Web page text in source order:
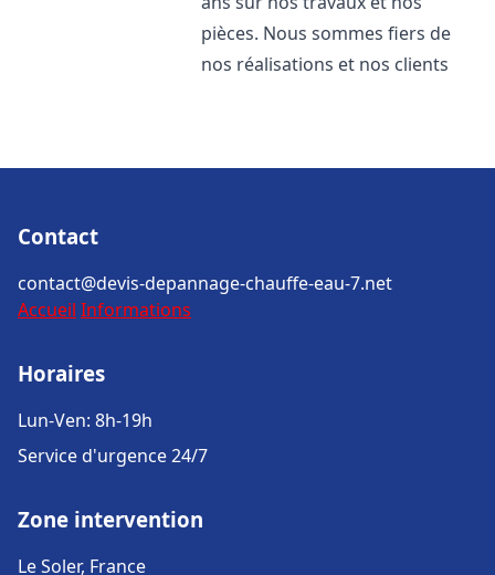
pièces. Nous sommes fiers de
nos réalisations et nos clients
Contact
contact@devis-depannage-chauffe-eau-7.net
Accueil Informations
Horaires
Lun-Ven: 8h-19h
Service d'urgence 24/7
Zone intervention
Le Soler, France